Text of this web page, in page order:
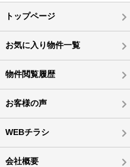
トップページ
お気に入り物件一覧
物件閲覧履歴
お客様の声
WEBチラシ
会社概要